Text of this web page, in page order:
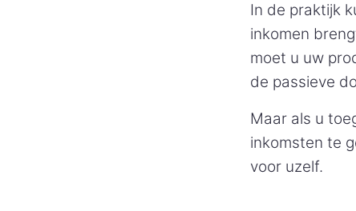
In de praktijk
inkomen
moet u uw
de passieve
Maar als u
inkomsten te
voor uzelf.